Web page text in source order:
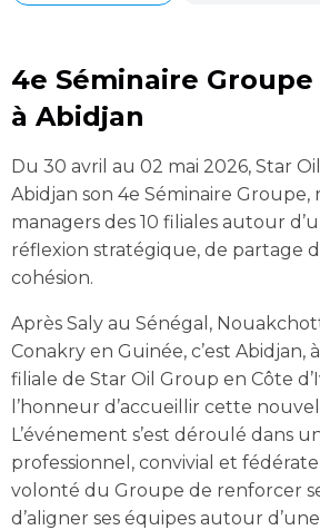
4e Séminaire Groupe
à Abidjan
Du 30 avril au 02 mai 2026, Star
Abidjan son 4e Séminaire Groupe,
managers des 10 filiales autour
réflexion stratégique, de partage
cohésion.
Après Saly au Sénégal,
Conakry en Guinée, c’est Abidjan,
filiale de Star Oil Group en Côte
l’honneur d’accueillir cette
L’événement s’est déroulé dans
professionnel, convivial et
volonté du Groupe de renforcer
d’aligner ses équipes autour